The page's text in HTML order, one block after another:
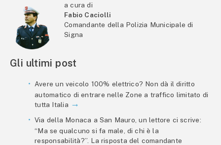
a cura di
Fabio Caciolli
Comandante della Polizia Municipale di
Signa
Gli ultimi post
Avere un veicolo 100% elettrico? Non dà il diritto
automatico di entrare nelle Zone a traffico limitato di
tutta Italia
Via della Monaca a San Mauro, un lettore ci scrive:
“Ma se qualcuno si fa male, di chi è la
responsabilità?”. La risposta del comandante